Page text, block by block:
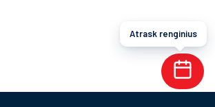
Atrask renginius